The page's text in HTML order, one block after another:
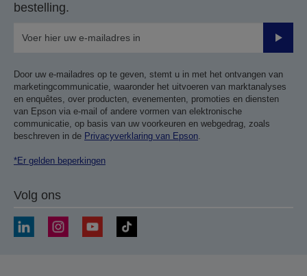
bestelling.
Door uw e-mailadres op te geven, stemt u in met het ontvangen van
marketingcommunicatie, waaronder het uitvoeren van marktanalyses
en enquêtes, over producten, evenementen, promoties en diensten
van Epson via e-mail of andere vormen van elektronische
communicatie, op basis van uw voorkeuren en webgedrag, zoals
beschreven in de Privacyverklaring van Epson.
*Er gelden beperkingen
Volg ons